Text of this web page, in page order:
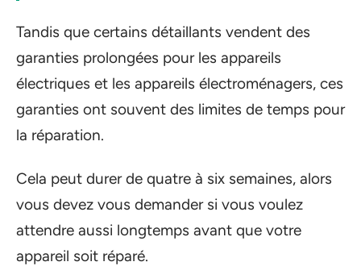
Tandis que certains détaillants vendent des
garanties prolongées pour les appareils
électriques et les appareils électroménagers, ces
garanties ont souvent des limites de temps pour
la réparation.
Cela peut durer de quatre à six semaines, alors
vous devez vous demander si vous voulez
attendre aussi longtemps avant que votre
appareil soit réparé.